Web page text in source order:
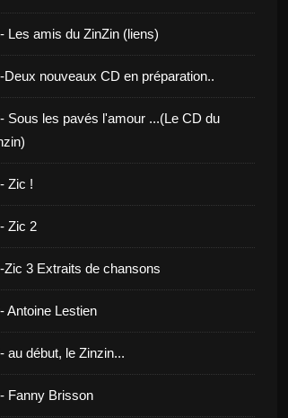
Les amis du ZinZin (liens)
Deux nouveaux CD en préparation..
Sous les pavés l'amour ...(Le CD du
Zic !
Zic 2
Zic 3 Extraits de chansons
Antoine Lestien
au début, le Zinzin...
Fanny Brisson